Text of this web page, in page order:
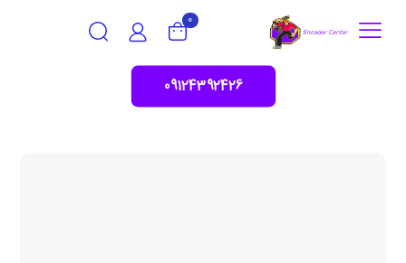
0
09124392426